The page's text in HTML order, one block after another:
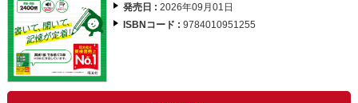
発売日 :2026年09月01日
ISBNコード :9784010951255